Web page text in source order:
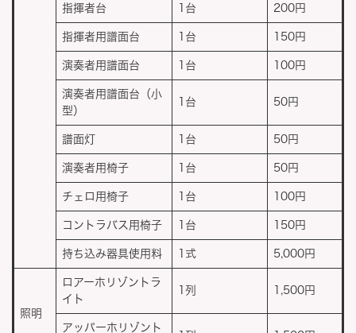
指揮者台 1台 200円
指揮者用譜面台 1台 150円
演奏者用譜面台 1台 100円
演奏者用譜面台（小
型）
1台 50円
譜面灯 1台 50円
演奏者用椅子 1台 50円
チェロ用椅子 1台 100円
コントラバス用椅子 1台 150円
持ち込み器具使用料 1式 5,000円
照明
ロアーホリゾントラ
イト
1列 1,500円
アッパーホリゾント